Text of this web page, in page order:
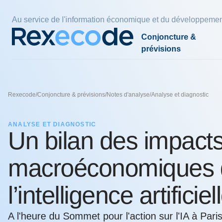
Au service de l'information économique et du
Conjoncture &
prévisions
Etats-Unis
Chine
Pays émergents
Coût du travail
Durée du travail
Fiscalité
Industrie verte
Stratégies de décarbonation
Olivier REDOULES
Raphaël TROTIGNON
24 juil.
L’avenir
nos
Rexecode/Conjoncture & prévisions/Notes d'analyse/Analyse et diagnostic
ANALYSE ET DIAGNOSTIC
Un bilan des
macroéconomiques
l’intelligence
A l'heure du Sommet pour l'action sur l'IA à